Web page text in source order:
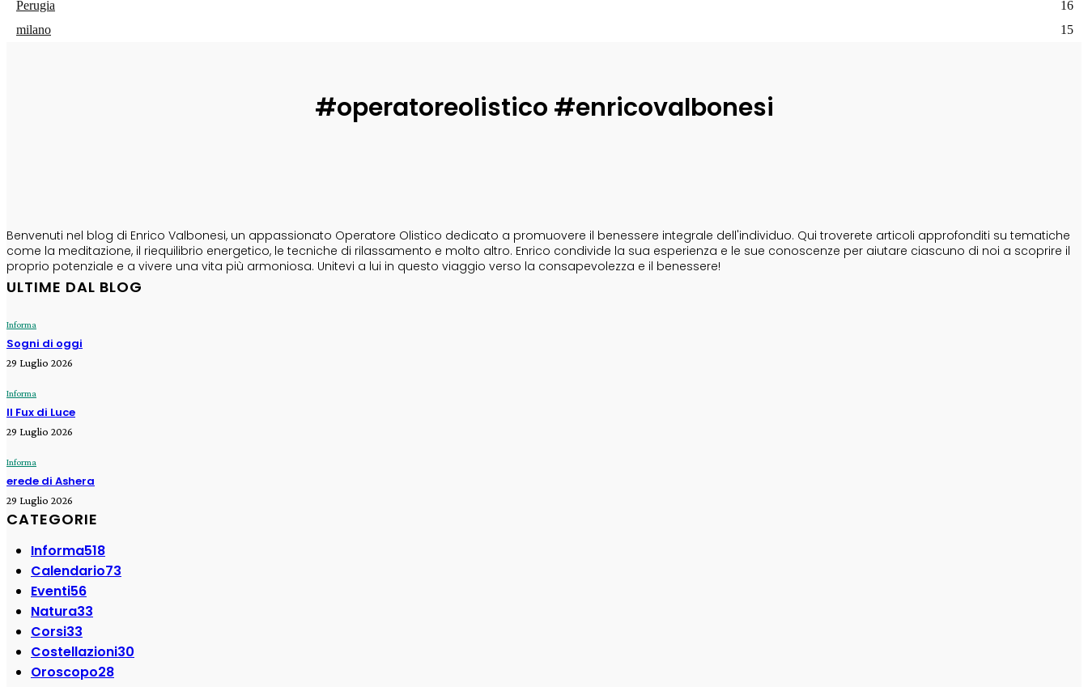
Perugia
16
milano
15
#operatoreolistico #enricovalbonesi
Benvenuti nel blog di Enrico Valbonesi, un appassionato Operatore Olistico dedicato a promuovere il benessere integrale dell'individuo. Qui troverete articoli approfonditi su tematiche
come la meditazione, il riequilibrio energetico, le tecniche di rilassamento e molto altro. Enrico condivide la sua esperienza e le sue conoscenze per aiutare ciascuno di noi a scoprire il
proprio potenziale e a vivere una vita più armoniosa. Unitevi a lui in questo viaggio verso la consapevolezza e il benessere!
ULTIME DAL BLOG
Informa
Sogni di oggi
29 Luglio 2026
Informa
Il Fux di Luce
29 Luglio 2026
Informa
erede di Ashera
29 Luglio 2026
CATEGORIE
Informa518
Calendario73
Eventi56
Natura33
Corsi33
Costellazioni30
Oroscopo28